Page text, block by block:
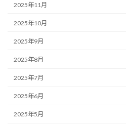
2025年11月
2025年10月
2025年9月
2025年8月
2025年7月
2025年6月
2025年5月